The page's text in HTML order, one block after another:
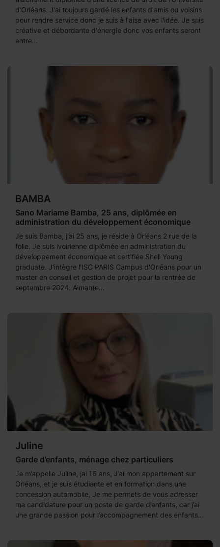
d'Orléans. J'ai toujours gardé les enfants d'amis ou voisins
pour rendre service donc je suis à l'aise avec l'idée. Je suis
créative et débordante d'énergie donc vos enfants seront
entre...
BAMBA
Sano Mariame Bamba, 25 ans, diplômée en
administration du développement économique
Je suis Bamba, j'ai 25 ans, je réside à Orléans 2 rue de la
folie. Je suis ivoirienne diplômée en administration du
développement économique et certifiée Shell Young
graduate. J'intègre l'ISC PARIS Campus d'Orléans pour un
master en conseil et gestion de projet pour la rentrée de
septembre 2024. Aimante...
Juline
Garde d’enfants, ménage chez particuliers
Je m’appelle Juline, jai 16 ans, J’ai mon appartement sur
Orléans, et je suis étudiante et en formation dans une
concession automobile, Je me permets de vous adresser
ma candidature pour un poste de garde d’enfants, car j’ai
une grande passion pour l’accompagnement des enfants...